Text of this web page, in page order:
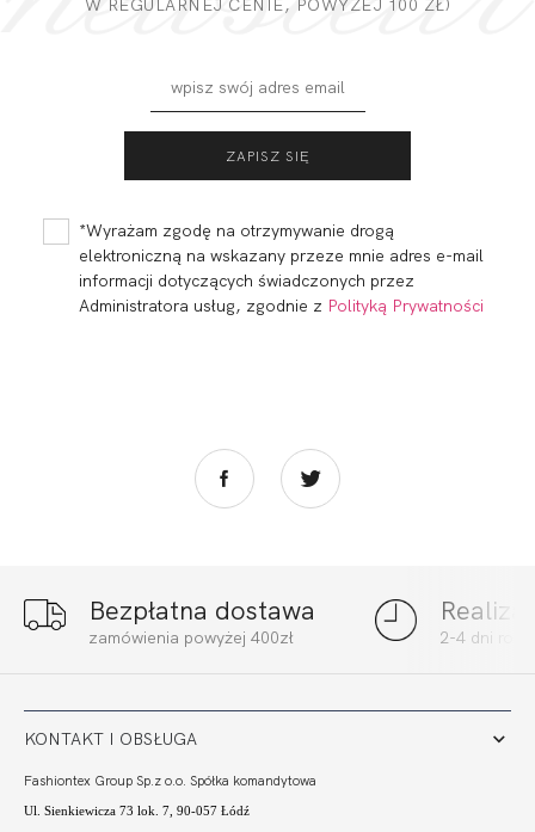
W REGULARNEJ CENIE, POWYZEJ 100 ZŁ)
*Wyrażam zgodę na otrzymywanie drogą
elektroniczną na wskazany przeze mnie adres e-mail
informacji dotyczących świadczonych przez
Administratora usług, zgodnie z Polityką Prywatności
Bezpłatna dostawa
zamówienia powyżej 400zł 2-4 dni
KONTAKT I OBSŁUGA
Fashiontex Group Sp.z o.o. Spółka komandytowa
Ul. Sienkiewicza 73 lok. 7, 90-057 Łódź